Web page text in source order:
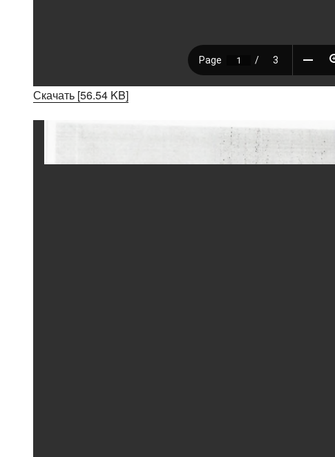
Скачать [56.54 KB]